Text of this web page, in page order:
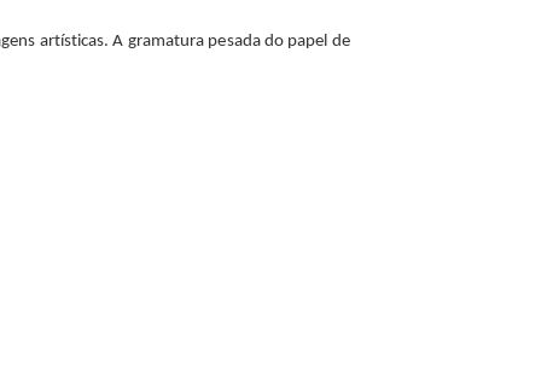
artísticas. A gramatura pesada do papel de